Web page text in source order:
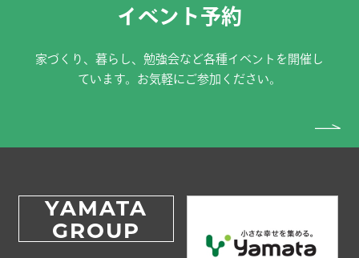
イベント予約
家づくり、暮らし、勉強会など各種イベントを開催し
ています。お気軽にご参加ください。
YAMATA
GROUP